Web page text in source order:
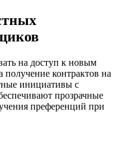
на доступ к новым
контрактов на
инициативы с
прозрачные
преференций при